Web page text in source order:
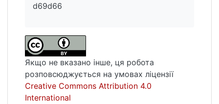
d69d66
Якщо не вказано інше, ця робота
розповсюджується на умовах ліцензії
Creative Commons Attribution 4.0
International